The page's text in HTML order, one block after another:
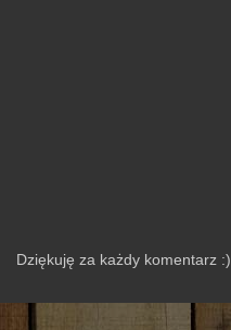
Dziękuję za każdy komentarz :)